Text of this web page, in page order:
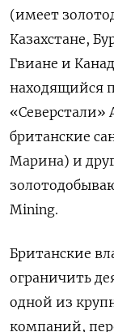
(имеет
Казахстане,
Гвиане и
находящийся
«Северстали»
британские
Марина) и
Mining.
Британские
ограничить
одной из
компаний,